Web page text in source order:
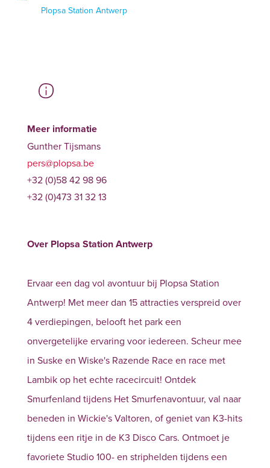
Plopsa Station Antwerp
Meer informatie
Gunther Tijsmans
pers@plopsa.be
+32 (0)58 42 98 96
+32 (0)473 31 32 13
Over Plopsa Station Antwerp
Ervaar een dag vol avontuur bij Plopsa Station
Antwerp! Met meer dan 15 attracties verspreid over
4 verdiepingen, belooft het park een
onvergetelijke ervaring voor iedereen. Scheur mee
in Suske en Wiske's Razende Race en race met
Lambik op het echte racecircuit! Ontdek
Smurfenland tijdens Het Smurfenavontuur, val naar
beneden in Wickie's Valtoren, of geniet van K3-hits
tijdens een ritje in de K3 Disco Cars. Ontmoet je
favoriete Studio 100- en striphelden tijdens een